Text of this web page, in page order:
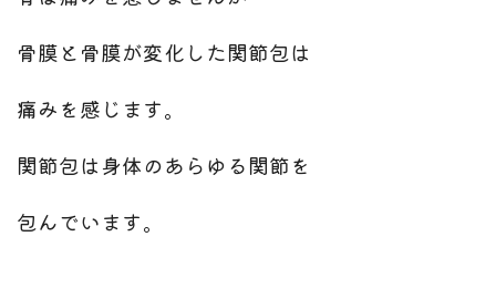
骨膜と骨膜が変化した関節包は
痛みを感じます。
関節包は身体のあらゆる関節を
包んでいます。